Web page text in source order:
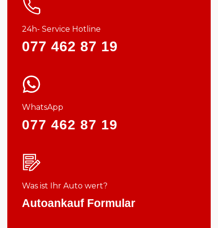
24h- Service Hotline
077 462 87 19
WhatsApp
077 462 87 19
Was ist Ihr Auto wert?
Autoankauf Formular